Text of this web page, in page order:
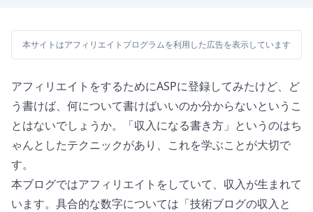
本サイトはアフィリエイトプログラムを利用した広告を表示しています
アフィリエイトをするためにASPに登録してみたけど、ど
う書けば、何について書けばいいのか分からないというこ
とはないでしょうか。「収入になる書き方」というのはち
ゃんとしたテクニックがあり、これを学ぶことが大切で
す。
本ブログではアフィリエイトをしていて、収入が生まれて
います。具合的な数字については「技術ブログの収入と